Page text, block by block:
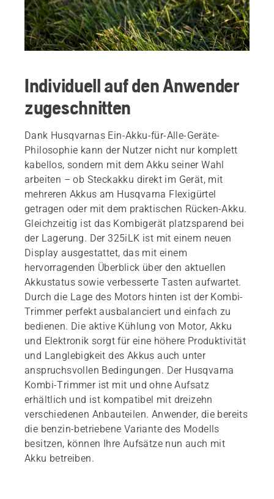
Individuell auf den Anwender
zugeschnitten
Dank Husqvarnas Ein-Akku-für-Alle-Geräte-
Philosophie kann der Nutzer nicht nur komplett
kabellos, sondern mit dem Akku seiner Wahl
arbeiten – ob Steckakku direkt im Gerät, mit
mehreren Akkus am Husqvarna Flexigürtel
getragen oder mit dem praktischen Rücken-Akku.
Gleichzeitig ist das Kombigerät platzsparend bei
der Lagerung. Der 325iLK ist mit einem neuen
Display ausgestattet, das mit einem
hervorragenden Überblick über den aktuellen
Akkustatus sowie verbesserte Tasten aufwartet.
Durch die Lage des Motors hinten ist der Kombi-
Trimmer perfekt ausbalanciert und einfach zu
bedienen. Die aktive Kühlung von Motor, Akku
und Elektronik sorgt für eine höhere Produktivität
und Langlebigkeit des Akkus auch unter
anspruchsvollen Bedingungen. Der Husqvarna
Kombi-Trimmer ist mit und ohne Aufsatz
erhältlich und ist kompatibel mit dreizehn
verschiedenen Anbauteilen. Anwender, die bereits
die benzin-betriebene Variante des Modells
besitzen, können Ihre Aufsätze nun auch mit
Akku betreiben.